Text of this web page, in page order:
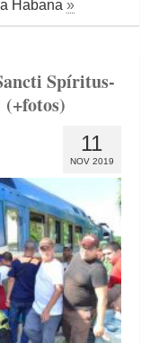
Habana»
Spíritus-
(+fotos)
11
NOV 2019